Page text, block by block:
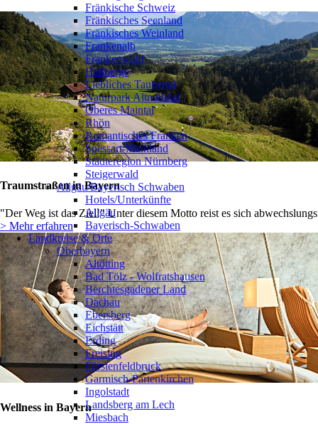
Traumstraßen in Bayern
"Der Weg ist das Ziel!" Unter diesem Motto reist es sich
> Mehr erfahren
Wellness in Bayern
Fränkische Schweiz
Fränkisches Seenland
Fränkisches Weinland
Frankenalb
Frankenwald
Haßberge
Liebliches Taubertal
Naturpark Altmühltal
Oberes Maintal
Rhön
Romantisches Franken
Spessart-Mainland
Städteregion Nürnberg
Steigerwald
Allgäu/Bayerisch Schwaben
Hotels/Unterkünfte
Allgäu
Bayerisch-Schwaben
Landkreise & Orte
Oberbayern
Altötting
Bad Tölz - Wolfratshausen
Berchtesgadener Land
Dachau
Ebersberg
Eichstätt
Erding
Freising
Fürstenfeldbruck
Garmisch-Partenkirchen
Ingolstadt
Landsberg am Lech
Miesbach